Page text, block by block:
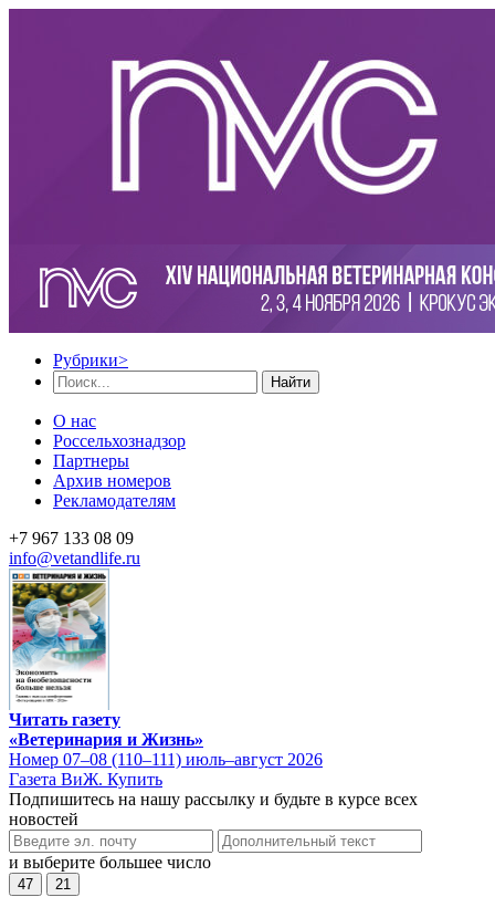
Рубрики>
Найти
О нас
Россельхознадзор
Партнеры
Архив номеров
Рекламодателям
+7 967 133 08 09
info@vetandlife.ru
Читать газету
«Ветеринария и Жизнь»
Номер 07–08 (110–111) июль–август 2026
Газета ВиЖ. Купить
Подпишитесь на нашу рассылку и будьте в курсе всех
новостей
и выберите большее число
47 21